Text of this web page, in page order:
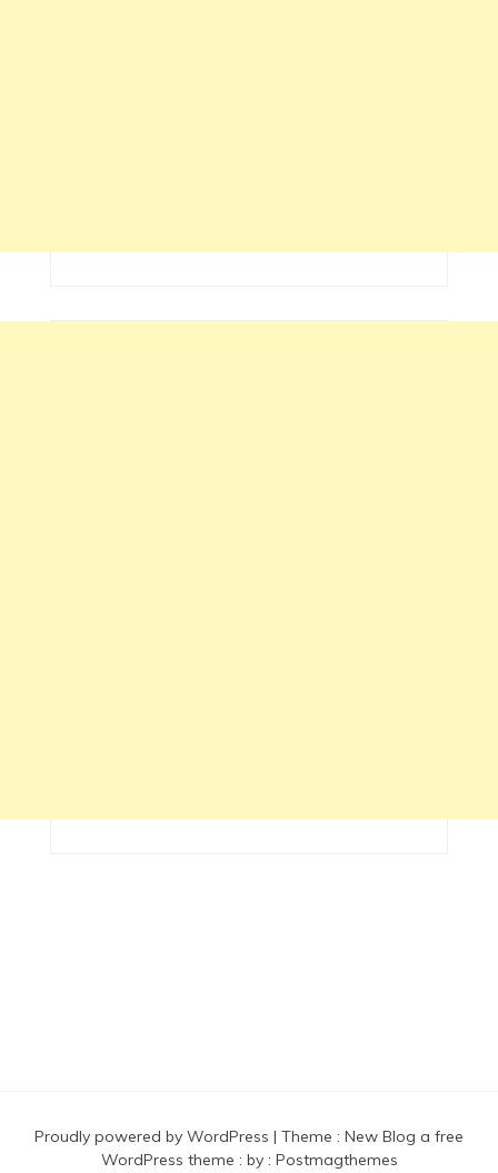
Proudly powered by WordPress | Theme : New Blog a free
WordPress theme : by : Postmagthemes